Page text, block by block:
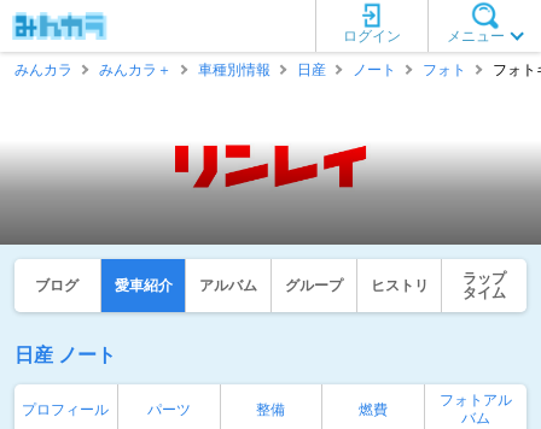
メニュー
ログイン
みんカラ
みんカラ＋ 車種別情報 日産 ノート フォト フォト
ブログ 愛車紹介 アルバム グループ ヒストリ
ラップ
タイム
日産 ノート
プロフィール パーツ 整備 燃費
フォトアル
バム